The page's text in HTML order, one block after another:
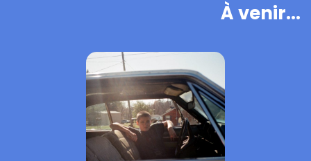
À venir...